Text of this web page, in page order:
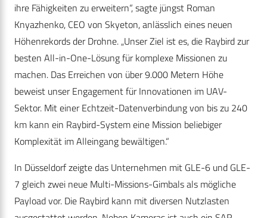
ihre Fähigkeiten zu erweitern“, sagte jüngst Roman
Knyazhenko, CEO von Skyeton, anlässlich eines neuen
Höhenrekords der Drohne. „Unser Ziel ist es, die Raybird zur
besten All-in-One-Lösung für komplexe Missionen zu
machen. Das Erreichen von über 9.000 Metern Höhe
beweist unser Engagement für Innovationen im UAV-
Sektor. Mit einer Echtzeit-Datenverbindung von bis zu 240
km kann ein Raybird-System eine Mission beliebiger
Komplexität im Alleingang bewältigen.“
In Düsseldorf zeigte das Unternehmen mit GLE-6 und GLE-
7 gleich zwei neue Multi-Missions-Gimbals als mögliche
Payload vor. Die Raybird kann mit diversen Nutzlasten